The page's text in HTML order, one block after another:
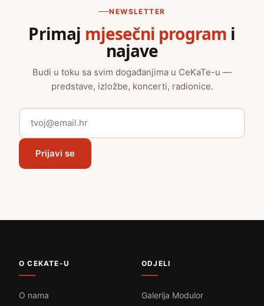
NEWSLETTER
Primaj mjesečni program i
najave
Budi u toku sa svim događanjima u CeKaTe-u —
predstave, izložbe, koncerti, radionice.
Prijavi se
O CEKATE-U
O nama
ODJELI
Galerija Modulor